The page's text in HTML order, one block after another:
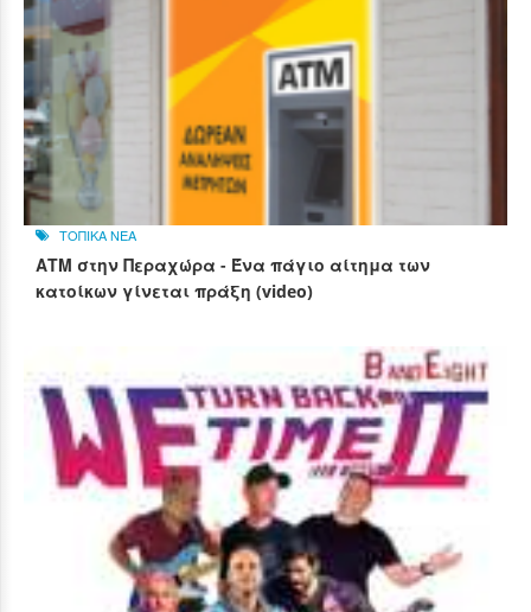
ΤΟΠΙΚΑ ΝΕΑ
ΑΤΜ στην Περαχώρα - Ένα πάγιο αίτημα των
κατοίκων γίνεται πράξη (video)